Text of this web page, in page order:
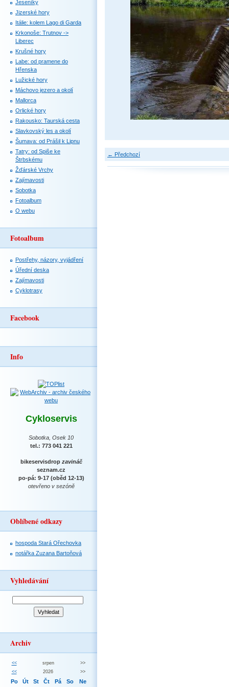
← Předchozí
Jeseníky
Jizerské hory
Itálie: kolem Lago di Garda
Krkonoše: Trutnov ->
Liberec
Krušné hory
Labe: od pramene do
Hřenska
Lužické hory
Máchovo jezero a okolí
Mallorca
Orlické hory
Rakousko: Taurská cesta
Slavkovský les a okolí
Šumava: od Prášil k Lipnu
Tatry: od Spiše ke
Štrbskému
Žďárské Vrchy
Zajímavosti
Sobotka
Fotoalbum
O webu
Fotoalbum
Postřehy, názory, vyjádření
Úřední deska
Zajímavosti
Cyklotrasy
Facebook
Info
Cykloservis
Sobotka, Osek 10
tel.: 773 041 221
bikeservisdrop zavináč
seznam.cz
po-pá: 9-17 (oběd 12-13)
otevřeno v sezóně
Oblíbené odkazy
hospoda Stará Ořechovka
notářka Zuzana Bartoňová
Vyhledávání
Archiv
<< srpen
>>
<<
2026 >>
Po Út St Čt Pá So Ne